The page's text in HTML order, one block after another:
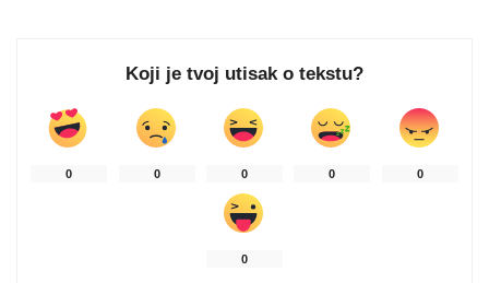
Koji je tvoj utisak o tekstu?
0 0 0 0 0
0